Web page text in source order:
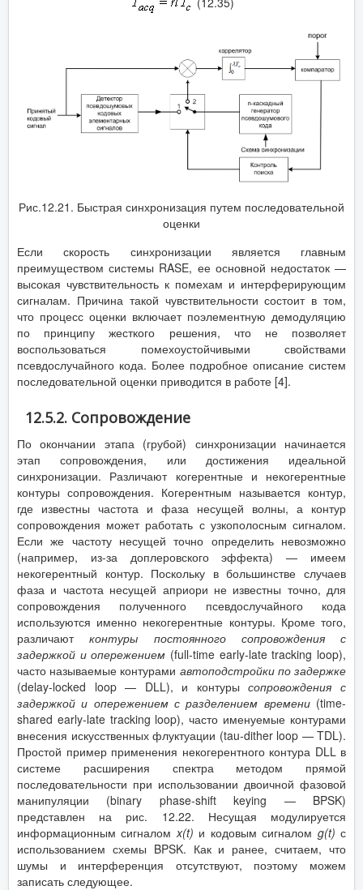
Рис.12.21. Быстрая синхронизация путем последовательной
оценки
Если скорость синхронизации является главным
преимуществом системы RASE, ее основной недостаток —
высокая чувствительность к помехам и интерферирующим
сигналам. Причина такой чувствительности состоит в том,
что процесс оценки включает поэлементную демодуляцию
по принципу жесткого решения, что не позволяет
воспользоваться помехоустойчивыми свойствами
псевдослучайного кода. Более подробное описание систем
последовательной оценки приводится в работе [4].
12.5.2. Сопровождение
По окончании этапа (грубой) синхронизации начинается
этап сопровождения, или достижения идеальной
синхронизации. Различают когерентные и некогерентные
контуры сопровождения. Когерентным называется контур,
где известны частота и фаза несущей волны, а контур
сопровождения может работать с узкополосным сигналом.
Если же частоту несущей точно определить невозможно
(например, из-за доплеровского эффекта) — имеем
некогерентный контур. Поскольку в большинстве случаев
фаза и частота несущей априори не известны точно, для
сопровождения полученного псевдослучайного кода
используются именно некогерентные контуры. Кроме того,
различаютконтуры постоянного сопровождения с
задержкой и опережением (full-time early-late tracking loop),
часто называемые контурами автоподстройки по задержке
(delay-locked loop — DLL), и контурысопровождения с
задержкой и опережением с разделением времени (time-
shared early-late tracking loop), часто именуемые контурами
внесения искусственных флуктуации (tau-dither loop — TDL).
Простой пример применения некогерентного контура DLL в
системе расширения спектра методом прямой
последовательности при использовании двоичной фазовой
манипуляции (binary phase-shift keying — BPSK)
представлен на рис. 12.22. Несущая модулируется
информационным сигналом x(t) и кодовым сигналом g(t)с
использованием схемы BPSK. Как и ранее, считаем, что
шумы и интерференция отсутствуют, поэтому можем
записать следующее.